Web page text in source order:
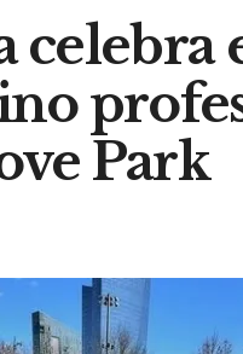
celebra
Park